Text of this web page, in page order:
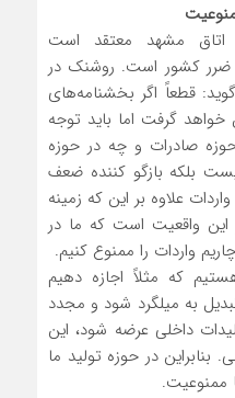
مشهد معتقد است
ضرر کشور است. روشنک در
قطعاً اگر بخشنامه‌های
گرفت اما باید توجه
صادرات و چه در حوزه
بلکه بازگو کننده ضعف
علاوه بر این که زمینه
این واقعیت است که ما در
واردات را ممنوع کنیم.
که مثلاً اجازه دهیم
به میلگرد شود و مجدد
داخلی عرضه شود، این
بنابراین در حوزه تولید ما
ممنوعیت.